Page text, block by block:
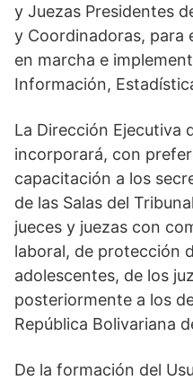
y Juezas Presidentes
y Coordinadoras, para
en marcha e
Información,
La Dirección Ejecutiva
incorporará, con
capacitación a los
de las Salas del
jueces y juezas con
laboral, de protección
adolescentes, de los
posteriormente a los
República Bolivariana
De la formación del